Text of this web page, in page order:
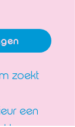
zoekt
een